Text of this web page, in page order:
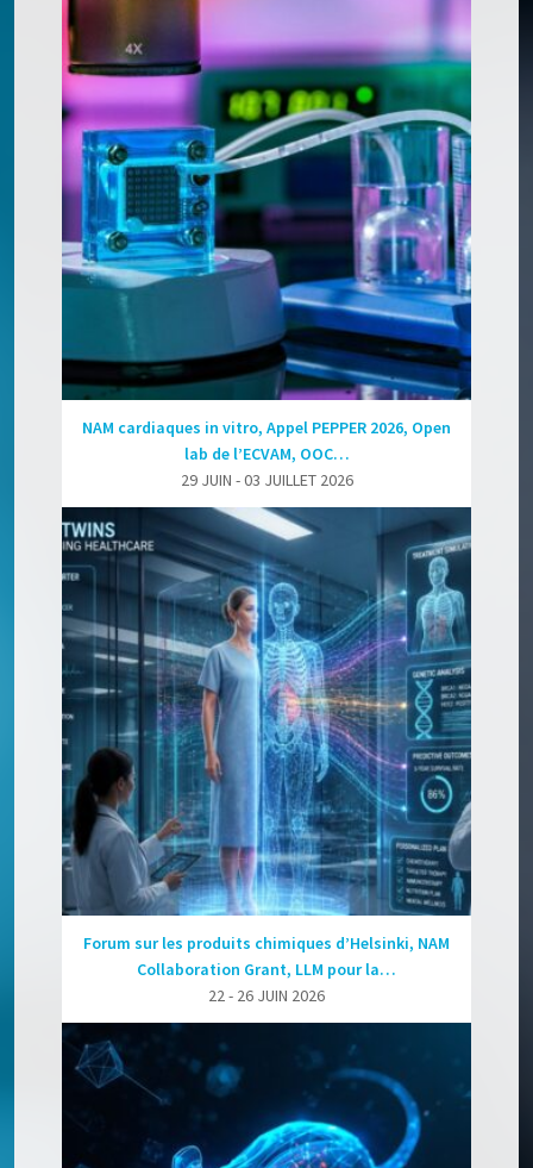
NAM cardiaques in vitro, Appel PEPPER 2026, Open
lab de l’ECVAM, OOC…
29 JUIN - 03 JUILLET 2026
Forum sur les produits chimiques d’Helsinki, NAM
Collaboration Grant, LLM pour la…
22 - 26 JUIN 2026